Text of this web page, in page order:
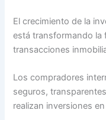
El crecimiento de la
está transformando la
transacciones
Los compradores
seguros,
realizan inversiones